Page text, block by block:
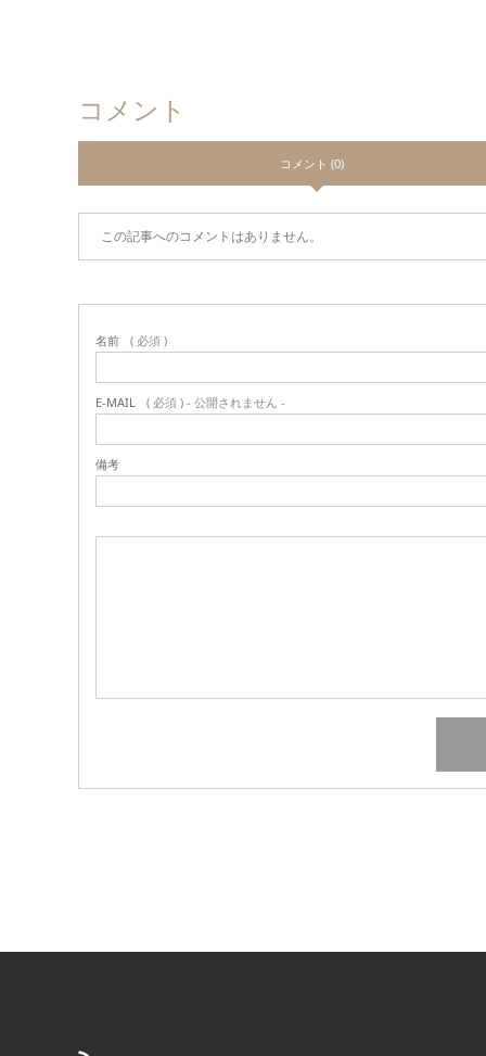
コメント
コメント (0)
この記事へのコメントはありません。
名前 ( 必須 )
E-MAIL ( 必須 ) - 公開されません -
備考